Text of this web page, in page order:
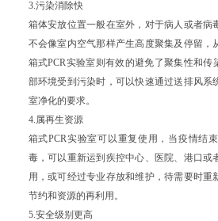
3.污染消除快
箱体安放位置一般在室外，对于病人或者病
不会像室内空气那样产生高度聚集及停留，
箱式PCR实验室则有效的避免了聚集性和传
部环境受到污染时，可以快速通过送排风系
室净化的要求。
4.属再生资源
箱式PCR实验室可以重复使用，当疫情结
毒，可以重新运到疾控中心、医院、港口或
用，或可经过专业存放和维护，待需要时重
节约和资源的再利用。
5.安全级别更高